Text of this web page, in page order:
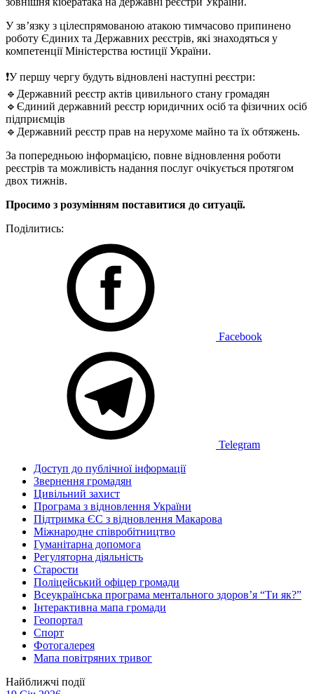
У зв’язку з цілеспрямованою атакою тимчасово припинено
роботу Єдиних та Державних реєстрів, які знаходяться у
компетенції Міністерства юстиції України.
❗️У першу чергу будуть відновлені наступні реєстри:
🔹Державний реєстр актів цивильного стану громадян
🔹Єдиний державний реєстр юридичних осіб та фізичних осіб
підприємців
🔹Державний реєстр прав на нерухоме майно та їх обтяжень.
За попередньою інформацією, повне відновлення роботи
реєстрів та можливість надання послуг очікується протягом
двох тижнів.
Просимо з розумінням поставитися до ситуації.
Поділитись:
Facebook
Telegram
Доступ до публічної інформації
Звернення громадян
Цивільний захист
Програма з відновлення України
Підтримка ЄС з відновлення Макарова
Міжнародне співробітництво
Гуманітарна допомога
Регуляторна діяльність
Старости
Поліцейський офіцер громади
Всеукраїнська програма ментального здоров’я “Ти як?”
Інтерактивна мапа громади
Геопортал
Спорт
Фотогалерея
Мапа повітряних тривог
Найближчі події